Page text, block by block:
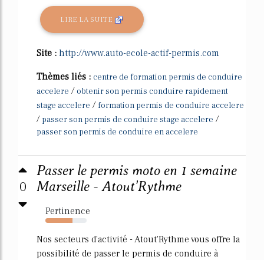
LIRE LA SUITE
Site : http://www.auto-ecole-actif-permis.com
Thèmes liés : centre de formation permis de conduire
accelere / obtenir son permis conduire rapidement
stage accelere / formation permis de conduire accelere
/ passer son permis de conduire stage accelere /
passer son permis de conduire en accelere
0
Passer le permis moto en 1 semaine
Marseille - Atout'Rythme
Pertinence
66%
Nos secteurs d'activité - Atout'Rythme vous offre la
possibilité de passer le permis de conduire à